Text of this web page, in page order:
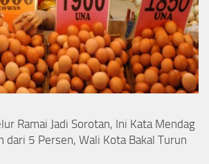
Ramai Jadi Sorotan, Ini Kata Mendag
dari 5 Persen, Wali Kota Bakal Turun